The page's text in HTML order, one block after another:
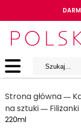
Strona główna ―
na sztuki ― Filiżanki
220ml